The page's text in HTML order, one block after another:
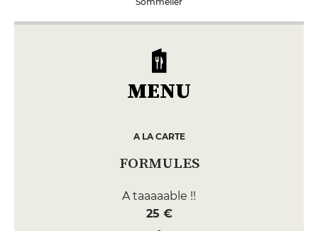
MENU
A LA CARTE
FORMULES
A taaaaable !!
25 €